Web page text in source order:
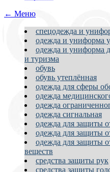
← Меню
спецодежда и
одежда и униформа
одежда и униформа
и туризма
обувь
обувь утеплённая
одежда для сферы
одежда
одежда
одежда сигнальная
одежда для защиты
одежда для защиты
одежда для защиты
веществ
средства защиты рук
средства защиты